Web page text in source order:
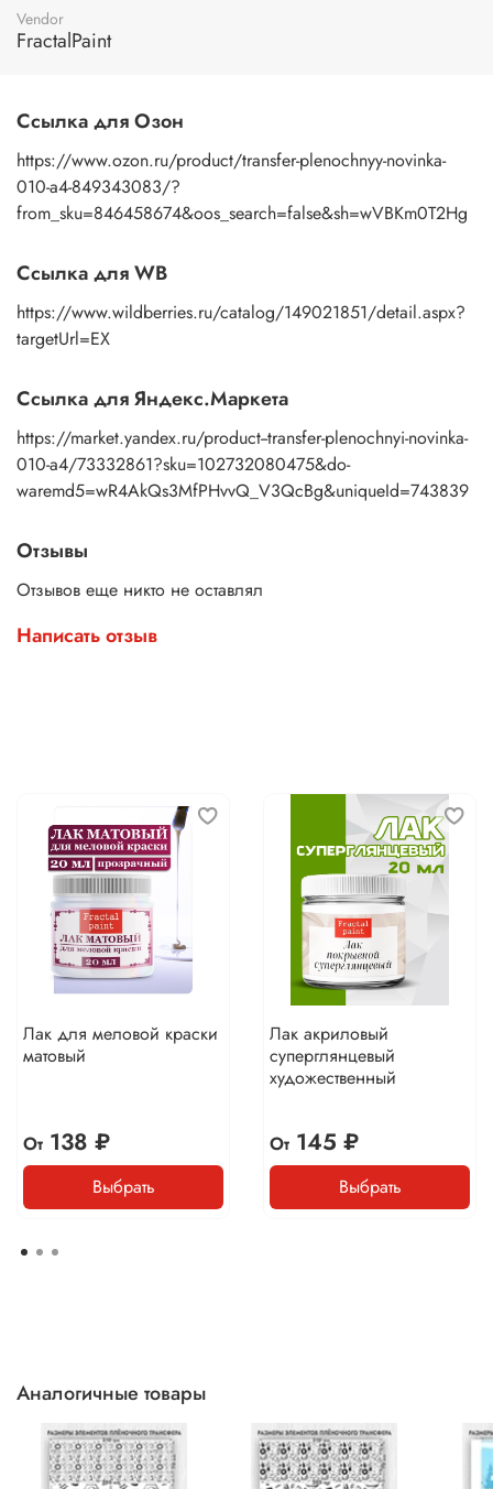
пальцами бумажную основу, сдвигаете ее на себя.
Рисунок остается на изделии. Сразу после нанесения
подойдет акриловый лак на водной основе, матовый,
глянцевый, полуглянцевый.
Vendor
FractalPaint
Ссылка для Озон
https://www.ozon.ru/product/transfer-plenochnyy-novinka-
010-a4-849343083/?
from_sku=846458674&oos_search=false&sh=wVBKm0T2Hg
Ссылка для WB
https://www.wildberries.ru/catalog/149021851/detail.aspx?
targetUrl=EX
Ссылка для Яндекс.Маркета
https://market.yandex.ru/product--transfer-plenochnyi-novinka-
010-a4/73332861?sku=102732080475&do-
waremd5=wR4AkQs3MfPHvvQ_V3QcBg&uniqueId=743839
Отзывы
Отзывов еще никто не оставлял
Написать отзыв
Лак для меловой краски
матовый
От138 ₽
Выбрать
Лак акриловый
суперглянцевый
художественный
От145 ₽
Выбрать
Аналогичные товары